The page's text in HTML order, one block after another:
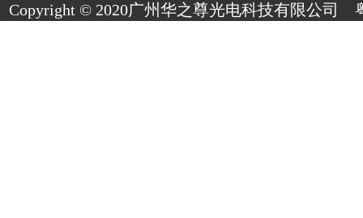
Copyright © 2020广州华之尊光电科技有限公司